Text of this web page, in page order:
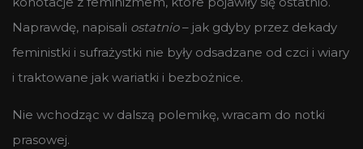
Naprawdę, napisali ostatnio– jak gdyby przez dekady
feministki i sufrażystki nie były odsadzane od czci i wiary
i traktowane jak wariatki i bezbożnice.
Nie wchodząc w dalszą polemikę, wracam do notki
prasowej.